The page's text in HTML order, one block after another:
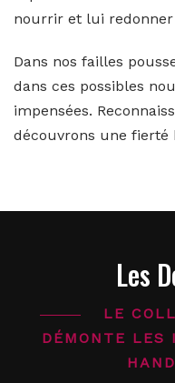
nourrir et lui redonner
Dans nos failles
dans ces possibles
impensées.
découvrons une fierté
Les
LE
DÉMONTE LES